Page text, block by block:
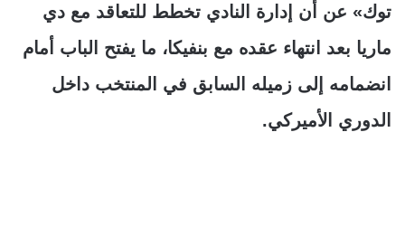
توك» عن أن إدارة النادي تخطط للتعاقد مع دي
ماريا بعد انتهاء عقده مع بنفيكا، ما يفتح الباب أمام
انضمامه إلى زميله السابق في المنتخب داخل
الدوري الأميركي.